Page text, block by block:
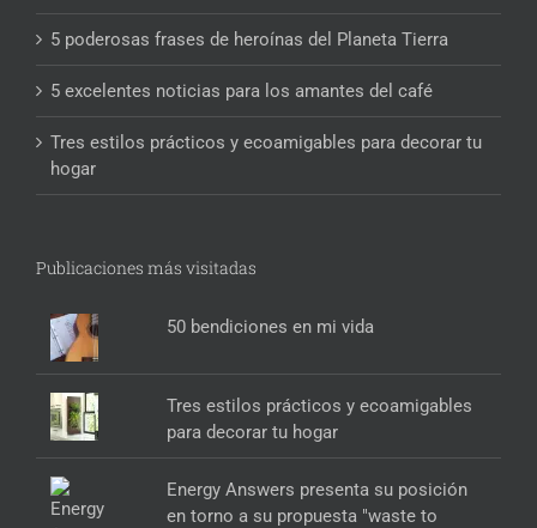
5 poderosas frases de heroínas del Planeta Tierra
5 excelentes noticias para los amantes del café
Tres estilos prácticos y ecoamigables para decorar tu
hogar
Publicaciones más visitadas
50 bendiciones en mi vida
Tres estilos prácticos y ecoamigables
para decorar tu hogar
Energy Answers presenta su posición
en torno a su propuesta "waste to